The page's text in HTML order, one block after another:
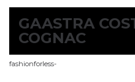
GAASTRA
COGNAC
fashionforless-